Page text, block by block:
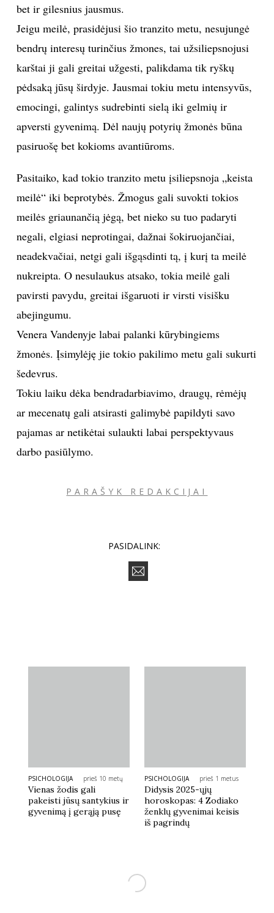
ĮDOMYBĖS
ISTORIJA
KNYGOS
INTERJERAS
NAMAI
VIRTUVĖ
RECEPTAI
NELAIMĖS
KONTAKTAI
PRIVATUMO POLITIKA
Sekite mus:
bet ir gilesnius jausmus.
Jeigu meilė, prasidėjusi šio tranzito metu, nesujungė
bendrų interesų turinčius žmones, tai užsiliepsnojusi
karštai ji gali greitai užgesti, palikdama tik ryškų
pėdsaką jūsų širdyje. Jausmai tokiu metu intensyvūs,
emocingi, galintys sudrebinti sielą iki gelmių ir
apversti gyvenimą. Dėl naujų potyrių žmonės būna
pasiruošę bet kokioms avantiūroms.
Pasitaiko, kad tokio tranzito metu įsiliepsnoja „keista
meilė“ iki beprotybės. Žmogus gali suvokti tokios
meilės griaunančią jėgą, bet nieko su tuo padaryti
negali, elgiasi neprotingai, dažnai šokiruojančiai,
neadekvačiai, netgi gali išgąsdinti tą, į kurį ta meilė
nukreipta. O nesulaukus atsako, tokia meilė gali
pavirsti pavydu, greitai išgaruoti ir virsti visišku
abejingumu.
Venera Vandenyje labai palanki kūrybingiems
žmonės. Įsimylėję jie tokio pakilimo metu gali sukurti
šedevrus.
Tokiu laiku dėka bendradarbiavimo, draugų, rėmėjų
ar mecenatų gali atsirasti galimybė papildyti savo
pajamas ar netikėtai sulaukti labai perspektyvaus
darbo pasiūlymo.
PARAŠYK REDAKCIJAI
PASIDALINK:
PSICHOLOGIJA prieš 10 metų
Vienas žodis gali
pakeisti jūsų santykius ir
gyvenimą į gerąją pusę
PSICHOLOGIJA prieš 1 metus
Didysis 2025-ųjų
horoskopas: 4 Zodiako
ženklų gyvenimai keisis
iš pagrindų